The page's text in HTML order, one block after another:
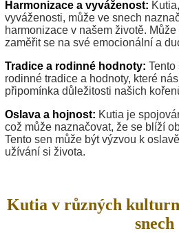
Harmonizace a vyváženost:
vyváženosti, může ve snech
harmonizace v našem životě.
zaměřit se na své emocionální a
Tradice a rodinné hodnoty: Tento
rodinné tradice a hodnoty, které
připomínka důležitosti našich
Oslava a hojnost: Kutia je
což může naznačovat, že se blíží
Tento sen může být výzvou k
užívání si života.
Kutia v různých
snech